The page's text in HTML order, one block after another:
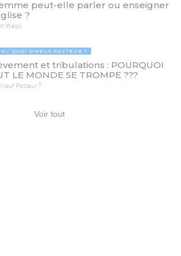
peut-elle parler ou enseigner
?
Weiss
QUOI D'NEUF PASTEUR ?
et tribulations : POURQUOI
LE MONDE SE TROMPE ???
Pasteur ?
Voir tout